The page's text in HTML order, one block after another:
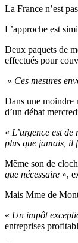
La France n’est
L’approche est
Deux paquets de
effectués pour
« Ces mesures
Dans une moindre
d’un débat
« L’urgence est
plus que jamais, il
Même son de
que nécessaire »,
Mais Mme de
« Un impôt
entreprises